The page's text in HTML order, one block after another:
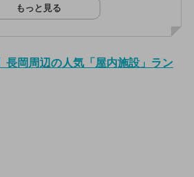
もっと見る
長岡周辺の人気「屋内施設」ラン